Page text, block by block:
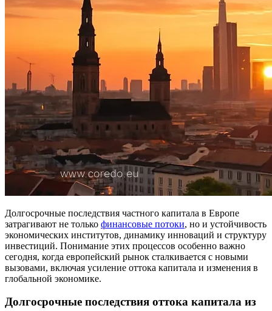
Долгосрочные последствия частного капитала в Европе
затрагивают не только финансовые потоки, но и устойчивость
экономических институтов, динамику инноваций и структуру
инвестиций. Понимание этих процессов особенно важно
сегодня, когда европейский рынок сталкивается с новыми
вызовами, включая усиление оттока капитала и изменения в
глобальной экономике.
Долгосрочные последствия оттока капитала из